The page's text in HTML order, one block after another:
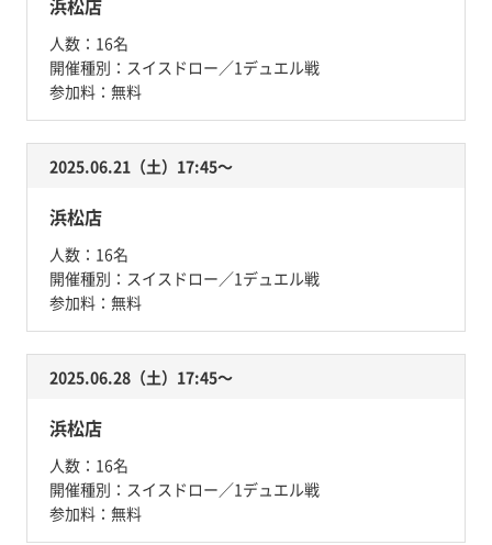
人数： 16名
開催種別： スイスドロー／1デュエル戦
参加料： 無料
2025.06.21（土）17:45〜
浜松店
人数： 16名
開催種別： スイスドロー／1デュエル戦
参加料： 無料
2025.06.28（土）17:45〜
浜松店
人数： 16名
開催種別： スイスドロー／1デュエル戦
参加料： 無料